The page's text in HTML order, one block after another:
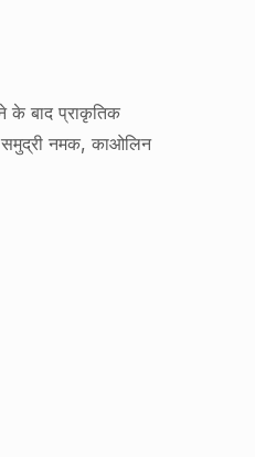
के बाद प्राकृतिक
समुद्री नमक, काओलिन